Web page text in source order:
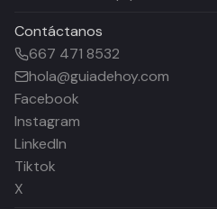
Contáctanos
667 471 8532
hola@guiadehoy.com
Facebook
Instagram
LinkedIn
Tiktok
X